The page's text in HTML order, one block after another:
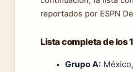
reportados por ESPN
Lista completa de los
Grupo A: